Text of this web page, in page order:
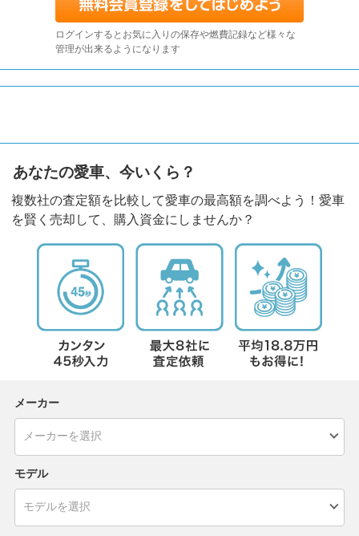
ログインするとお気に入りの保存や燃費記録など様々な
管理が出来るようになります
あなたの愛車、今いくら？
複数社の査定額を比較して愛車の最高額を調べよう！愛車
を賢く売却して、購入資金にしませんか？
メーカー
モデル